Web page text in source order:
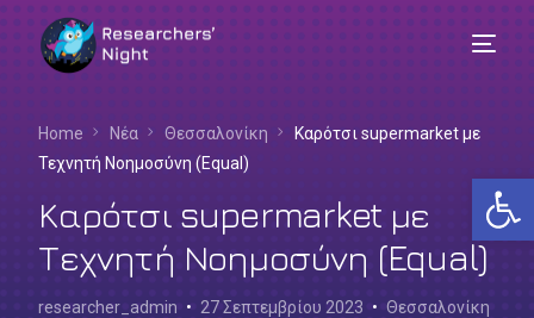
Home Νέα Θεσσαλονίκη
Καρότσι supermarket με
Τεχνητή Νοημοσύνη (Equal)
Καρότσι supermarket με
Τεχνητή Νοημοσύνη (Equal)
researcher_admin 27 Σεπτεμβρίου 2023 Θεσσαλονίκη